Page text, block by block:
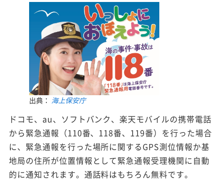
出典： 海上保安庁
ドコモ、au、ソフトバンク、楽天モバイルの携帯電話
から緊急通報（110番、118番、119番）を行った場合
に、緊急通報を行った場所に関するGPS測位情報か基
地局の住所が位置情報として緊急通報受理機関に自動
的に通知されます。通話料はもちろん無料です。